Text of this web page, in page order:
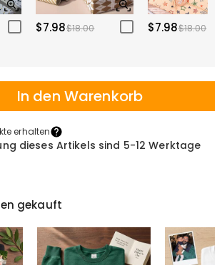
$7.98$18.00 $7.98$18.00
In den Warenkorb
erhalten
dieses Artikels sind 5-12 Werktage
gekauft